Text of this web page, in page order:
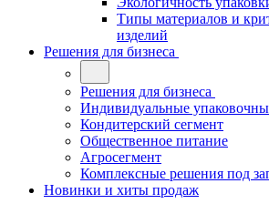
Типы материалов и
изделий
Решения для бизнеса
Решения для бизнеса
Индивидуальные
Кондитерский сегмент
Общественное питание
Агросегмент
Комплексные решения под
Новинки и хиты продаж